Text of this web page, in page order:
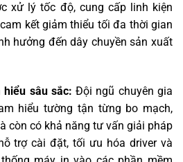
xử lý tốc độ, cung cấp linh kiện
kết giảm thiểu tối đa thời gian
hưởng đến dây chuyền sản xuất
sâu sắc: Đội ngũ chuyên gia
hiểu tường tận từng bo mạch,
còn có khả năng tư vấn giải pháp
trợ cài đặt, tối ưu hóa driver và